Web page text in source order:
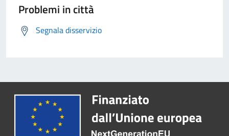
Problemi in città
Segnala disservizio